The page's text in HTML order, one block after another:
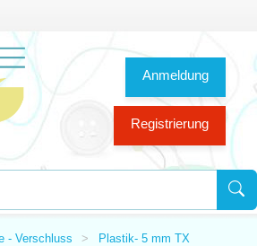
Anmeldung
Registrierung
- Verschluss
Plastik- 5 mm TX